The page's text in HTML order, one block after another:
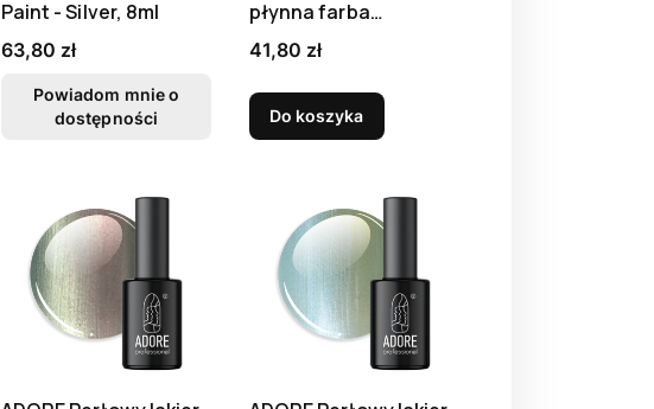
Paint - Silver, 8ml
Cena
63,80 zł
Powiadom mnie o
dostępności
płynna farba
metaliczna, 8 ml
Cena
41,80 zł
Do koszyka